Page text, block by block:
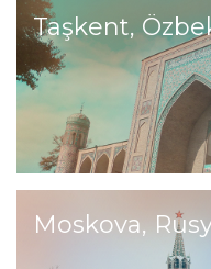
Taşkent,
Moskova,